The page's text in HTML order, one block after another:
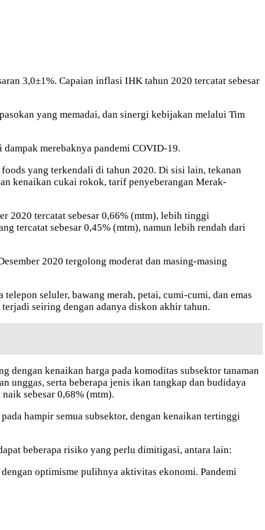
3,0±1%. Capaian inflasi IHK tahun 2020 tercatat sebesar
yang memadai, dan sinergi kebijakan melalui Tim
merebaknya pandemi COVID-19.
yang terkendali di tahun 2020. Di sisi lain, tekanan
kenaikan cukai rokok, tarif penyeberangan Merak-
2020 tercatat sebesar 0,66% (mtm), lebih tinggi
tercatat sebesar 0,45% (mtm), namun lebih rendah dari
2020 tergolong moderat dan masing-masing
seluler, bawang merah, petai, cumi-cumi, dan emas
seiring dengan adanya diskon akhir tahun.
kenaikan harga pada komoditas subsektor tanaman
unggas, serta beberapa jenis ikan tangkap dan budidaya
sebesar 0,68% (mtm).
hampir semua subsektor, dengan kenaikan tertinggi
beberapa risiko yang perlu dimitigasi, antara lain:
optimisme pulihnya aktivitas ekonomi. Pandemi